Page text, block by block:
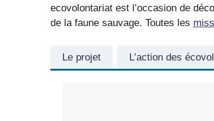
ecovolontariat est l’occasion de
de la faune sauvage. Toutes les
Le projet L’action des